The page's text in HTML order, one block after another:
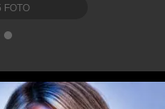
FOTO